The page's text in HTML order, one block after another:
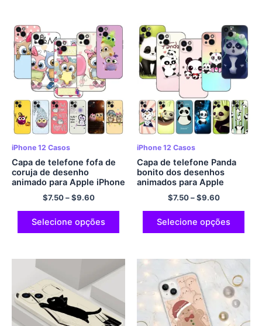
iPhone 12 Casos
Capa de telefone fofa de
coruja de desenho
animado para Apple iPhone
13 12 Mini 11 Pro XS Max
XR X 8 7 6S 6 Mais 5S 5 SE
2020 Capa preta macia em
$7.50–$9.60
Selecione opções
iPhone 12 Casos
Capa de telefone Panda
bonito dos desenhos
animados para Apple
iPhone 13 12 Mini 11 Pro XS
Max XR X 8 7 6S 6 Mais 5S
5 SE 2020 Capa preta
macia em TPU
$7.50–$9.60
Selecione opções